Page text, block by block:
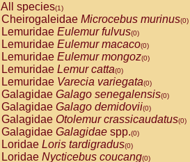
All species(1)
Cheirogaleidae Microcebus murinus(0)
Lemuridae Eulemur fulvus(0)
Lemuridae Eulemur macaco(0)
Lemuridae Eulemur mongoz(0)
Lemuridae Lemur catta(0)
Lemuridae Varecia variegata(0)
Galagidae Galago senegalensis(0)
Galagidae Galago demidovii(0)
Galagidae Otolemur crassicaudatus(0)
Galagidae Galagidae spp.(0)
Loridae Loris tardigradus(0)
Loridae Nycticebus coucang(0)